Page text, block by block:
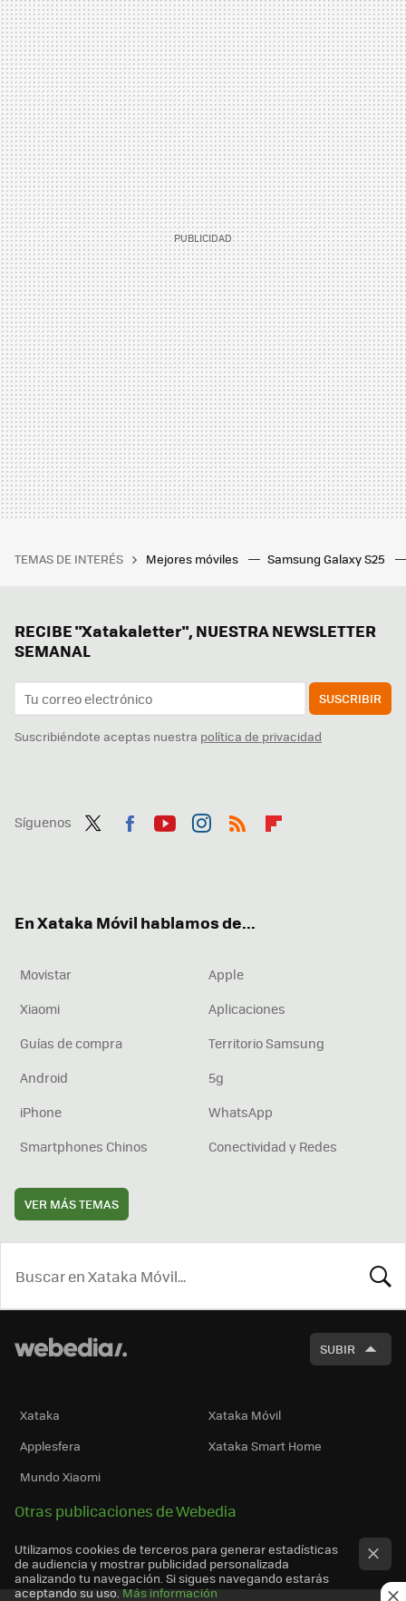
TEMAS DE INTERÉS Mejores móviles Samsung Galaxy S25
RECIBE "Xatakaletter", NUESTRA NEWSLETTER
SEMANAL
SUSCRIBIR
Suscribiéndote aceptas nuestra política de privacidad
Síguenos
En Xataka Móvil hablamos de...
Movistar
Apple
Xiaomi
Aplicaciones
Guías de compra
Territorio Samsung
Android
5g
iPhone
WhatsApp
Smartphones Chinos
Conectividad y Redes
VER MÁS TEMAS
SUBIR
Xataka
Xataka Móvil
Applesfera
Xataka Smart Home
Mundo Xiaomi
Otras publicaciones de Webedia
Utilizamos cookies de terceros para generar estadísticas
de audiencia y mostrar publicidad personalizada
analizando tu navegación. Si sigues navegando estarás
aceptando su uso. Más información